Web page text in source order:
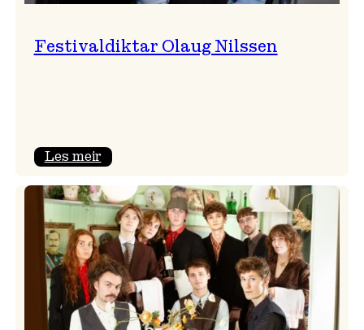
Festivaldiktar Olaug Nilssen
Les meir:
Olaug
Nilssen